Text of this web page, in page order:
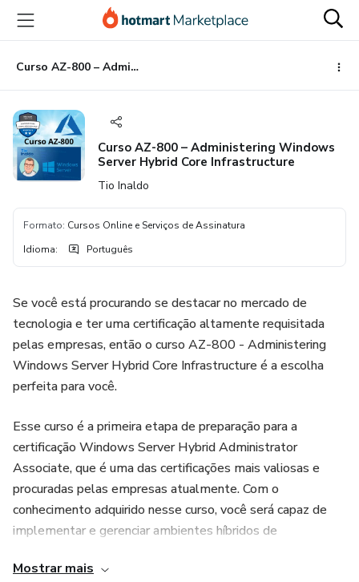
para
conteúdo
principal
para
pagamento
para
rodapé
Curso AZ-800 – Administering Windows Server Hybrid Core Infrastructure
Curso AZ-800 – Administering Windows
Server Hybrid Core Infrastructure
Tio Inaldo
Formato: Cursos Online e Serviços de Assinatura
Idioma: Português
Se você está procurando se destacar no mercado de
tecnologia e ter uma certificação altamente requisitada
pelas empresas, então o curso AZ-800 - Administering
Windows Server Hybrid Core Infrastructure é a escolha
perfeita para você.
Esse curso é a primeira etapa de preparação para a
certificação Windows Server Hybrid Administrator
Associate, que é uma das certificações mais valiosas e
procuradas pelas empresas atualmente. Com o
conhecimento adquirido nesse curso, você será capaz de
implementar e gerenciar ambientes híbridos de
serviços relacionados.
Mostrar mais